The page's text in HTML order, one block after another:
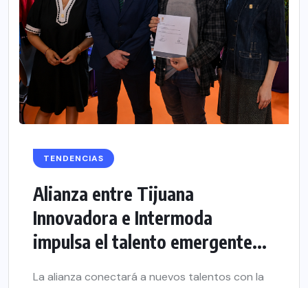
TENDENCIAS
Alianza entre Tijuana
Innovadora e Intermoda
impulsa el talento emergente...
La alianza conectará a nuevos talentos con la